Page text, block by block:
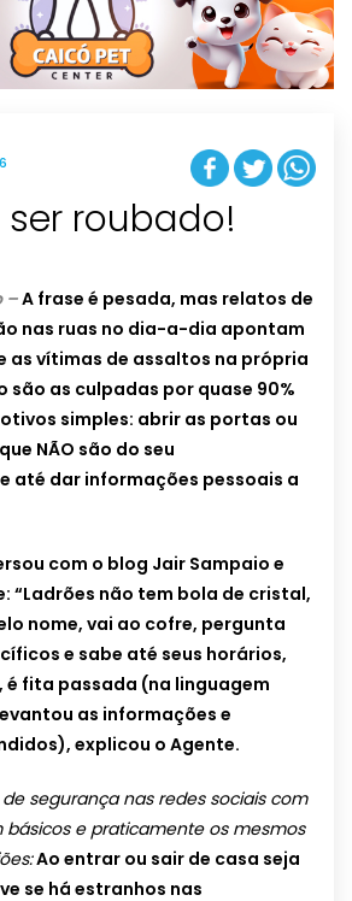
t
i
o
n
roubado!
–A frase é pesada, mas relatos de
nas ruas no dia-a-dia apontam
as vítimas de assaltos na própria
são as culpadas por quase 90%
simples: abrir as portas ou
NÃO são do seu
até dar informações pessoais a
com o blog Jair Sampaio e
“Ladrões não tem bola de cristal,
nome, vai ao cofre, pergunta
e sabe até seus horários,
é fita passada (na linguagem
as informações e
explicou o Agente.
segurança nas redes sociais com
básicos e praticamente os mesmos
Ao entrar ou sair de casa seja
se há estranhos nas